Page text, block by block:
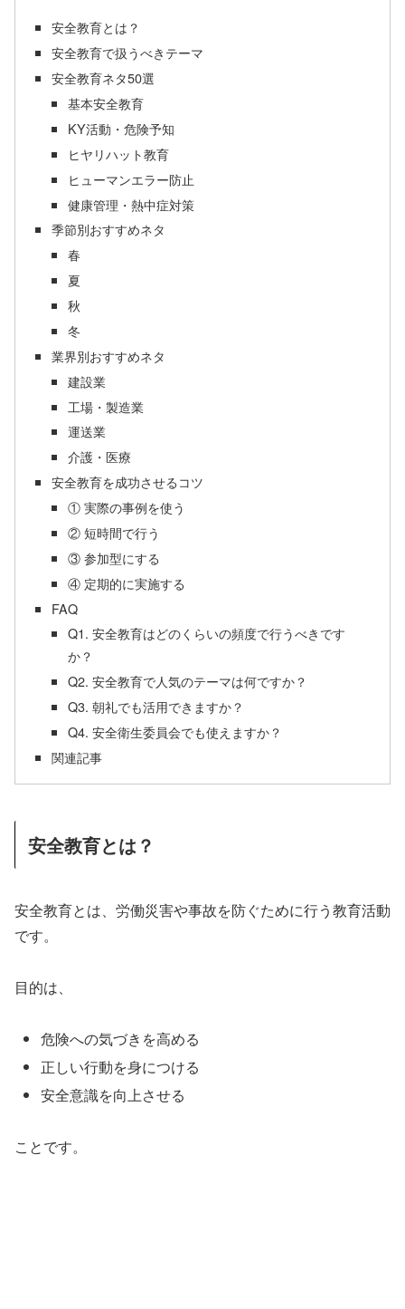
安全教育とは？
安全教育で扱うべきテーマ
安全教育ネタ50選
基本安全教育
KY活動・危険予知
ヒヤリハット教育
ヒューマンエラー防止
健康管理・熱中症対策
季節別おすすめネタ
春
夏
秋
冬
業界別おすすめネタ
建設業
工場・製造業
運送業
介護・医療
安全教育を成功させるコツ
① 実際の事例を使う
② 短時間で行う
③ 参加型にする
④ 定期的に実施する
FAQ
Q1. 安全教育はどのくらいの頻度で行うべきです
か？
Q2. 安全教育で人気のテーマは何ですか？
Q3. 朝礼でも活用できますか？
Q4. 安全衛生委員会でも使えますか？
関連記事
安全教育とは？
安全教育とは、労働災害や事故を防ぐために行う教育活動
です。
目的は、
危険への気づきを高める
正しい行動を身につける
安全意識を向上させる
ことです。